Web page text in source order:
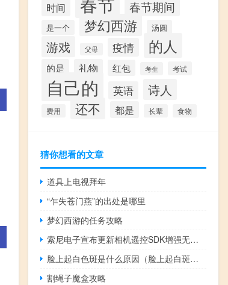
时间 春节期间
是一个 梦幻西游 汤圆
游戏 父母 疫情 的人
的是 礼物 红包 考生 考试
自己的 英语 诗人
费用 还不 都是 长辈 食物
猜你想看的文章
道具上电视拜年
“乍失苍门燕”的出处是哪里
梦幻西游的任务攻略
索尼电子宣布更新相机遥控SDK增强无人机应用功能
脸上起白色斑是什么原因（脸上起白斑是什么原因）
割绳子魔盒攻略